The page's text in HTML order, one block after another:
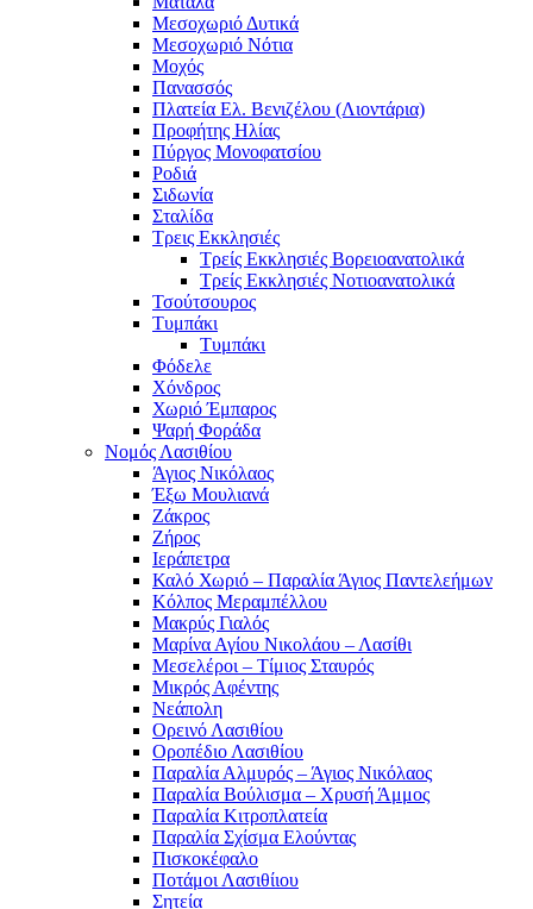
Μεσοχωριό Δυτικά
Μεσοχωριό Νότια
Μοχός
Πανασσός
Πλατεία Ελ. Βενιζέλου (Λιοντάρια)
Προφήτης Ηλίας
Πύργος Μονοφατσίου
Ροδιά
Σιδωνία
Σταλίδα
Τρεις Εκκλησιές
Τρείς Εκκλησιές Βορειοανατολικά
Τρείς Εκκλησιές Νοτιοανατολικά
Τσούτσουρος
Τυμπάκι
Τυμπάκι
Φόδελε
Χόνδρος
Χωριό Έμπαρος
Ψαρή Φοράδα
Νομός Λασιθίου
Άγιος Νικόλαος
Έξω Μουλιανά
Ζάκρος
Ζήρος
Ιεράπετρα
Καλό Χωριό – Παραλία Άγιος Παντελεήμων
Κόλπος Μεραμπέλλου
Μακρύς Γιαλός
Μαρίνα Αγίου Νικολάου – Λασίθι
Μεσελέροι – Τίμιος Σταυρός
Μικρός Αφέντης
Νεάπολη
Ορεινό Λασιθίου
Οροπέδιο Λασιθίου
Παραλία Αλμυρός – Άγιος Νικόλαος
Παραλία Βούλισμα – Χρυσή Άμμος
Παραλία Κιτροπλατεία
Παραλία Σχίσμα Ελούντας
Πισκοκέφαλο
Ποτάμοι Λασιθίιου
Σητεία